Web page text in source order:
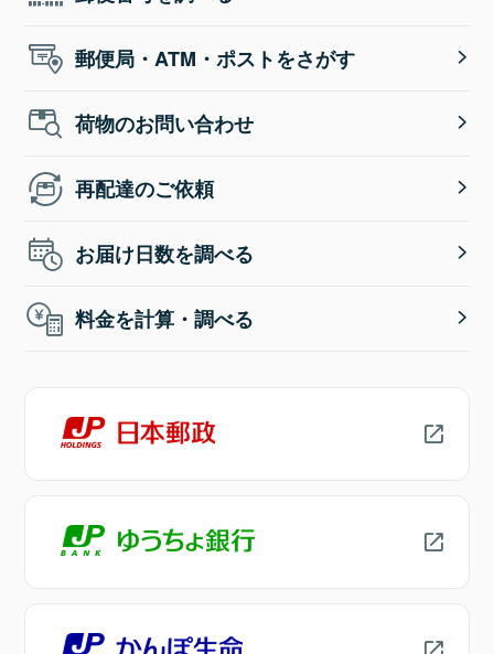
郵便局・ATM・ポストをさがす
荷物のお問い合わせ
再配達のご依頼
お届け日数を調べる
料金を計算・調べる